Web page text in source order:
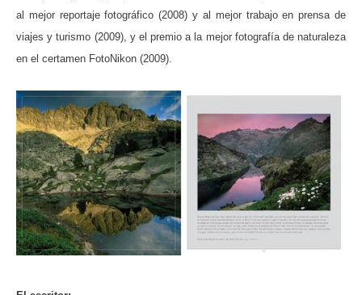
al mejor reportaje fotográfico (2008) y al mejor trabajo en prensa de
viajes y turismo (2009), y el premio a la mejor fotografía de naturaleza
en el certamen FotoNikon (2009).